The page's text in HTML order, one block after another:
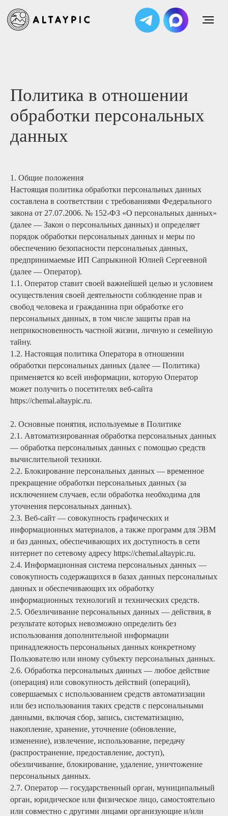
Политика в отношении
обработки персональных
данных
1. Общие положения
Настоящая политика обработки персональных данных
составлена в соответствии с требованиями Федерального
закона от 27.07.2006. № 152-ФЗ «О персональных данных»
(далее — Закон о персональных данных) и определяет
порядок обработки персональных данных и меры по
обеспечению безопасности персональных данных,
предпринимаемые ИП Сапрыкиной Юлией Сергеевной
(далее — Оператор).
1.1. Оператор ставит своей важнейшей целью и условием
осуществления своей деятельности соблюдение прав и
свобод человека и гражданина при обработке его
персональных данных, в том числе защиты прав на
неприкосновенность частной жизни, личную и семейную
тайну.
1.2. Настоящая политика Оператора в отношении
обработки персональных данных (далее — Политика)
применяется ко всей информации, которую Оператор
может получить о посетителях веб-сайта
https://chemal.altaypic.ru.
2. Основные понятия, используемые в Политике
2.1. Автоматизированная обработка персональных данных
— обработка персональных данных с помощью средств
вычислительной техники.
2.2. Блокирование персональных данных — временное
прекращение обработки персональных данных (за
исключением случаев, если обработка необходима для
уточнения персональных данных).
2.3. Веб-сайт — совокупность графических и
информационных материалов, а также программ для ЭВМ
и баз данных, обеспечивающих их доступность в сети
интернет по сетевому адресу https://chemal.altaypic.ru.
2.4. Информационная система персональных данных —
совокупность содержащихся в базах данных персональных
данных и обеспечивающих их обработку
информационных технологий и технических средств.
2.5. Обезличивание персональных данных — действия, в
результате которых невозможно определить без
использования дополнительной информации
принадлежность персональных данных конкретному
Пользователю или иному субъекту персональных данных.
2.6. Обработка персональных данных — любое действие
(операция) или совокупность действий (операций),
совершаемых с использованием средств автоматизации
или без использования таких средств с персональными
данными, включая сбор, запись, систематизацию,
накопление, хранение, уточнение (обновление,
изменение), извлечение, использование, передачу
(распространение, предоставление, доступ),
обезличивание, блокирование, удаление, уничтожение
персональных данных.
2.7. Оператор — государственный орган, муниципальный
орган, юридическое или физическое лицо, самостоятельно
или совместно с другими лицами организующие и/или